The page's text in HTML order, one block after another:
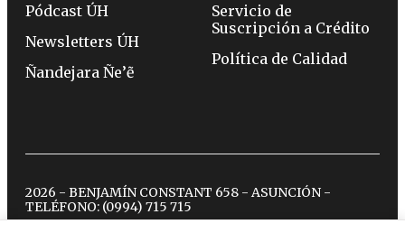
Pódcast ÚH
Newsletters ÚH
Ñandejara Ñe’ẽ
Servicio de
Suscripción a Crédito
Política de Calidad
2026 - BENJAMÍN CONSTANT 658 - ASUNCIÓN -
TELÉFONO: (0994) 715 715